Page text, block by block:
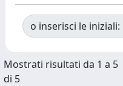
o inserisci le iniziali:
Mostrati risultati da 1 a 5
di 5